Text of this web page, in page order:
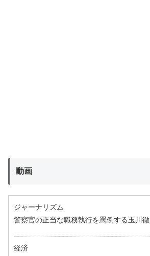
動画
ジャーナリズム
警察官の正当な職務執行を罵倒する玉川徹
経済